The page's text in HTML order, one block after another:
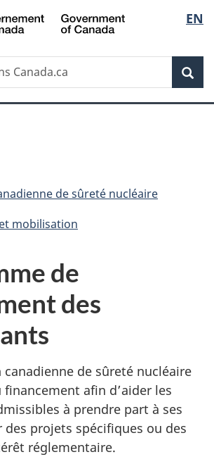
Passer
au
principal
de
la
EN
de sûreté nucléaire
mobilisation
de
des
canadienne de sûreté nucléaire
financement afin d’aider les
à prendre part à ses
des projets spécifiques ou des
réglementaire.